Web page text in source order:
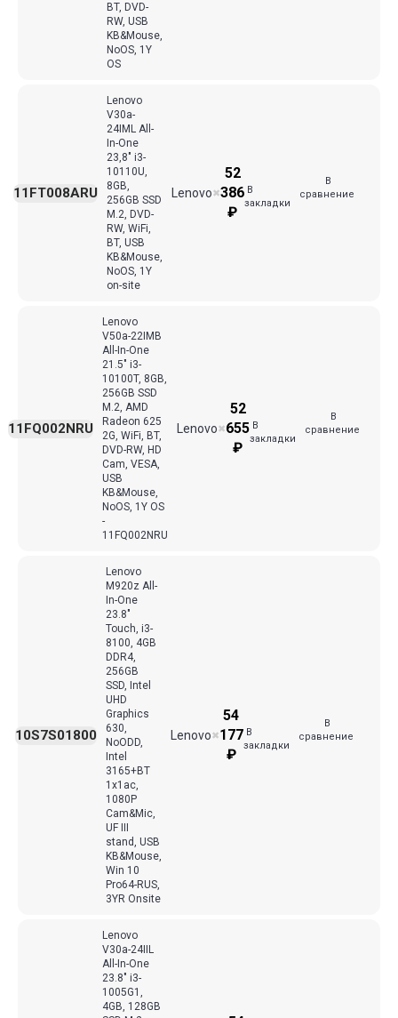
BT, DVD-
RW, USB
KB&Mouse,
NoOS, 1Y
OS
Lenovo
V30a-
24IML All-
In-One
23,8" i3-
10110U,
8GB,
256GB SSD
M.2, DVD-
RW, WiFi,
BT, USB
KB&Mouse,
NoOS, 1Y
on-site
Lenovo
11FT008ARU ✖
52
386
₽
В
закладки
В
сравнение
Lenovo
V50a-22IMB
All-In-One
21.5" i3-
10100T, 8GB,
256GB SSD
M.2, AMD
Radeon 625
2G, WiFi, BT,
DVD-RW, HD
Cam, VESA,
USB
KB&Mouse,
NoOS, 1Y OS
-
11FQ002NRU
Lenovo
11FQ002NRU ✖
52
655
₽
В
закладки
В
сравнение
Lenovo
M920z All-
In-One
23.8"
Touch, i3-
8100, 4GB
DDR4,
256GB
SSD, Intel
UHD
Graphics
630,
NoODD,
Intel
3165+BT
1x1ac,
1080P
Cam&Mic,
UF III
stand, USB
KB&Mouse,
Win 10
Pro64-RUS,
3YR Onsite
Lenovo
10S7S01800 ✖
54
177
₽
В
закладки
В
сравнение
Lenovo
V30a-24IIL
All-In-One
23.8" i3-
1005G1,
4GB, 128GB